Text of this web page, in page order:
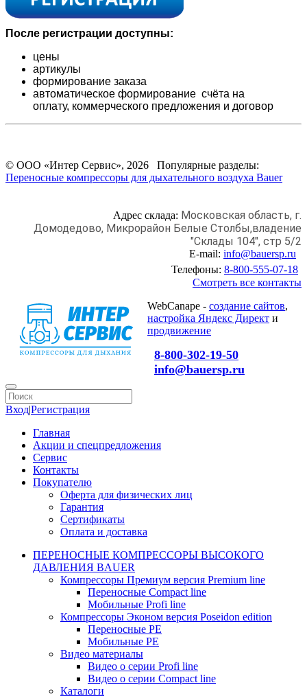
После регистрации доступны:
цены
артикулы
формирование заказа
автоматическое формирование счёта на
оплату, коммерческого предложения и договор
© ООО «Интер Сервис», 2026 Популярные разделы:
Переносные компрессоры для дыхательного воздуха Bauer
Адрес склада: Московская область, г.
Домодедово, Микрорайон Белые Столбы,владение
"Склады 104", стр 5/2
E-mail: info@bauersp.ru
Телефоны: 8-800-555-07-18
Смотреть все контакты
WebCanape - создание сайтов,
настройка Яндекс Директ и
продвижение
8-800-302-19-50
info@bauersp.ru
Вход|Регистрация
Главная
Акции и спецпредложения
Сервис
Контакты
Покупателю
Оферта для физических лиц
Гарантия
Сертификаты
Оплата и доставка
ПЕРЕНОСНЫЕ КОМПРЕССОРЫ ВЫСОКОГО
ДАВЛЕНИЯ BAUER
Компрессоры Премиум версия Premium line
Переносные Compact line
Мобильные Profi line
Компрессоры Эконом версия Poseidon edition
Переносные PE
Мобильные PE
Видео материалы
Видео о серии Profi line
Видео о серии Compact line
Каталоги